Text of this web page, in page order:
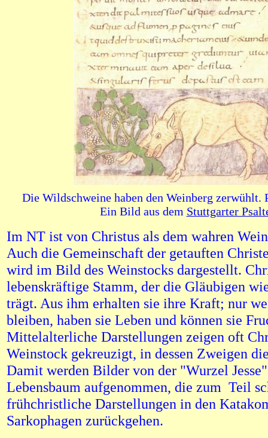
Die Wildschweine haben den Weinberg zerwühlt.
Ein Bild aus dem Stuttgarter
Im NT ist von Christus als dem wahren
Auch die Gemeinschaft der getauften
wird im Bild des Weinstocks dargestellt.
lebenskräftige Stamm, der die Gläubigen
trägt. Aus ihm erhalten sie ihre Kraft; nur
bleiben, haben sie Leben und können sie
Mittelalterliche Darstellungen zeigen oft
Weinstock gekreuzigt, in dessen Zweigen
Damit werden Bilder von der "Wurzel
Lebensbaum aufgenommen, die zum Teil
frühchristliche Darstellungen in den
Sarkophagen zurückgehen.